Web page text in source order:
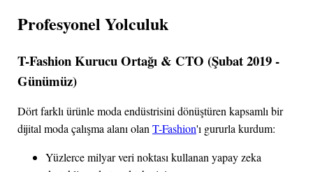
Profesyonel Yolculuk
T-Fashion Kurucu Ortağı & CTO (Şubat 2019 -
Günümüz)
Dört farklı ürünle moda endüstrisini dönüştüren kapsamlı bir
dijital moda çalışma alanı olan T-Fashion'ı gururla kurdum:
Yüzlerce milyar veri noktası kullanan yapay zeka